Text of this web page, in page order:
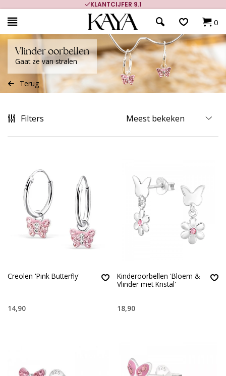
KLANTCIJFER 9.1
0
Vlinder oorbellen
Gaat ze van stralen
Terug
Filters
Creolen 'Pink Butterfly'
14,90
Kinderoorbellen 'Bloem &
Vlinder met Kristal'
18,90